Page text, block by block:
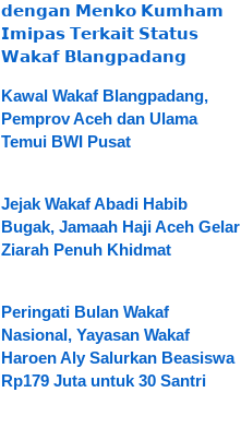
𝗱𝗲𝗻𝗴𝗮𝗻 𝗠𝗲𝗻𝗸𝗼 𝗞𝘂𝗺𝗵𝗮𝗺
𝗜𝗺𝗶𝗽𝗮𝘀 𝗧𝗲𝗿𝗸𝗮𝗶𝘁 𝗦𝘁𝗮𝘁𝘂𝘀
𝗪𝗮𝗸𝗮𝗳 𝗕𝗹𝗮𝗻𝗴𝗽𝗮𝗱𝗮𝗻𝗴
Kawal Wakaf Blangpadang,
Pemprov Aceh dan Ulama
Temui BWI Pusat
Jejak Wakaf Abadi Habib
Bugak, Jamaah Haji Aceh Gelar
Ziarah Penuh Khidmat
Peringati Bulan Wakaf
Nasional, Yayasan Wakaf
Haroen Aly Salurkan Beasiswa
Rp179 Juta untuk 30 Santri